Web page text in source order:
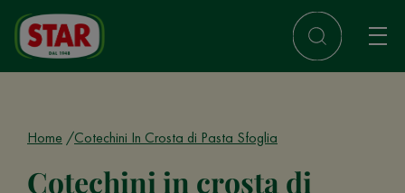
Home Cotechini In Crosta di Pasta Sfoglia
Cotechini in crosta di